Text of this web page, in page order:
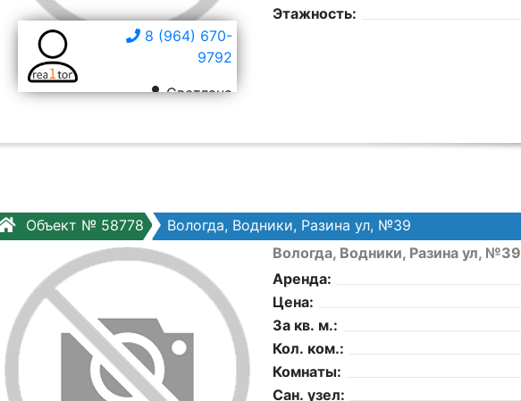
8 (964) 670-
9792
Светлана
Этажность:
Объект № 58778 Вологда, Водники, Разина ул, №39
Вологда, Водники, Разина ул, №39
Аренда:
Цена:
За кв. м.:
Кол. ком.:
Комнаты:
Сан. узел: